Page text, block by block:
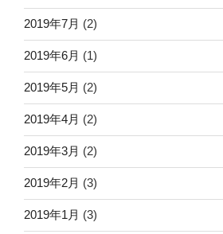
2019年7月 (2)
2019年6月 (1)
2019年5月 (2)
2019年4月 (2)
2019年3月 (2)
2019年2月 (3)
2019年1月 (3)